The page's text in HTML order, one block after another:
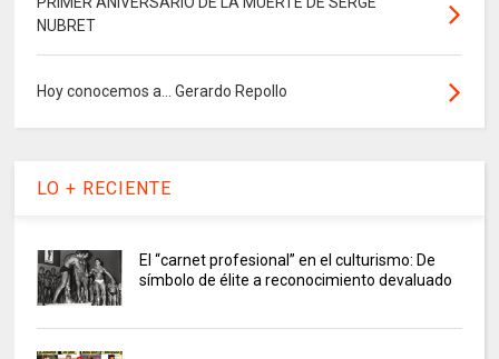
NUBRET
Hoy conocemos a... Gerardo Repollo
LO + RECIENTE
El “carnet profesional” en el culturismo: De
símbolo de élite a reconocimiento devaluado